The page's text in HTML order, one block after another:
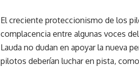
El creciente proteccionismo de los
complacencia entre algunas voces
Lauda no dudan en apoyar la nueva
pilotos deberían luchar en pista,